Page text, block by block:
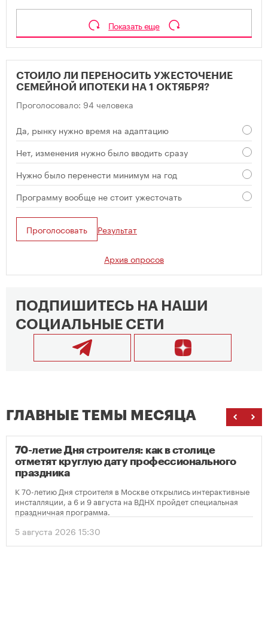
Показать еще
СТОИЛО ЛИ ПЕРЕНОСИТЬ УЖЕСТОЧЕНИЕ
СЕМЕЙНОЙ ИПОТЕКИ НА 1 ОКТЯБРЯ?
Проголосовало: 94 человека
Да, рынку нужно время на адаптацию
Нет, изменения нужно было вводить сразу
Нужно было перенести минимум на год
Программу вообще не стоит ужесточать
Проголосовать Результат
Архив опросов
ПОДПИШИТЕСЬ НА НАШИ
СОЦИАЛЬНЫЕ СЕТИ
ГЛАВНЫЕ ТЕМЫ МЕСЯЦА
70-летие Дня строителя: как в столице
отметят круглую дату профессионального
праздника
К 70-летию Дня строителя в Москве открылись интерактивные
инсталляции, а 6 и 9 августа на ВДНХ пройдет специальная
праздничная программа.
5 августа 2026 15:30